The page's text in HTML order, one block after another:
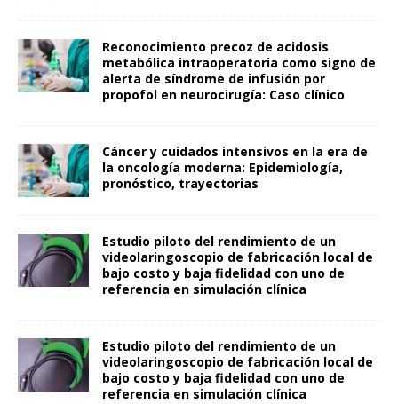
Reconocimiento precoz de acidosis
metabólica intraoperatoria como signo de
alerta de síndrome de infusión por
propofol en neurocirugía: Caso clínico
Cáncer y cuidados intensivos en la era de
la oncología moderna: Epidemiología,
pronóstico, trayectorias
Estudio piloto del rendimiento de un
videolaringoscopio de fabricación local de
bajo costo y baja fidelidad con uno de
referencia en simulación clínica
Estudio piloto del rendimiento de un
videolaringoscopio de fabricación local de
bajo costo y baja fidelidad con uno de
referencia en simulación clínica